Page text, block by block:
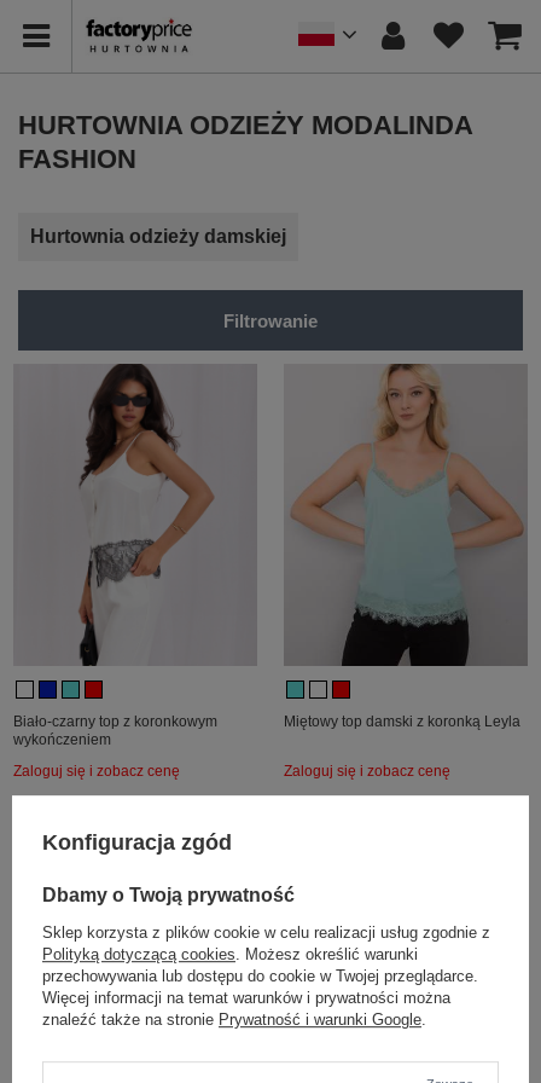
HURTOWNIA ODZIEŻY MODALINDA
FASHION
Hurtownia odzieży damskiej
Filtrowanie
Biało-czarny top z koronkowym
wykończeniem
Zaloguj się i zobacz cenę
Miętowy top damski z koronką Leyla
Zaloguj się i zobacz cenę
Konfiguracja zgód
Dbamy o Twoją prywatność
Sklep korzysta z plików cookie w celu realizacji usług zgodnie z
Polityką dotyczącą cookies. Możesz określić warunki
przechowywania lub dostępu do cookie w Twojej przeglądarce.
Więcej informacji na temat warunków i prywatności można
znaleźć także na stronie Prywatność i warunki Google.